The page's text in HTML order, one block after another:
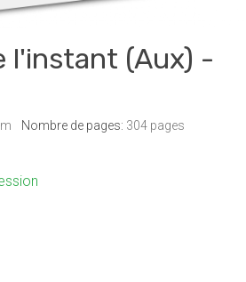
l'instant (Aux) -
Nombre de pages: 304 pages